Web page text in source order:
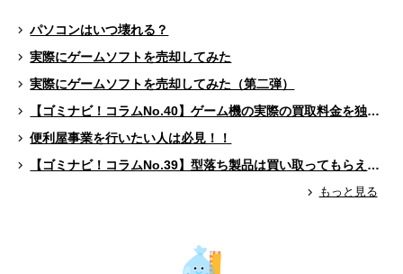
パソコンはいつ壊れる？
実際にゲームソフトを売却してみた
実際にゲームソフトを売却してみた（第二弾）
【ゴミナビ！コラムNo.40】ゲーム機の実際の買取料金を独自調査！！
便利屋事業を行いたい人は必見！！
【ゴミナビ！コラムNo.39】型落ち製品は買い取ってもらえる？（ゲームソフト編）
もっと見る